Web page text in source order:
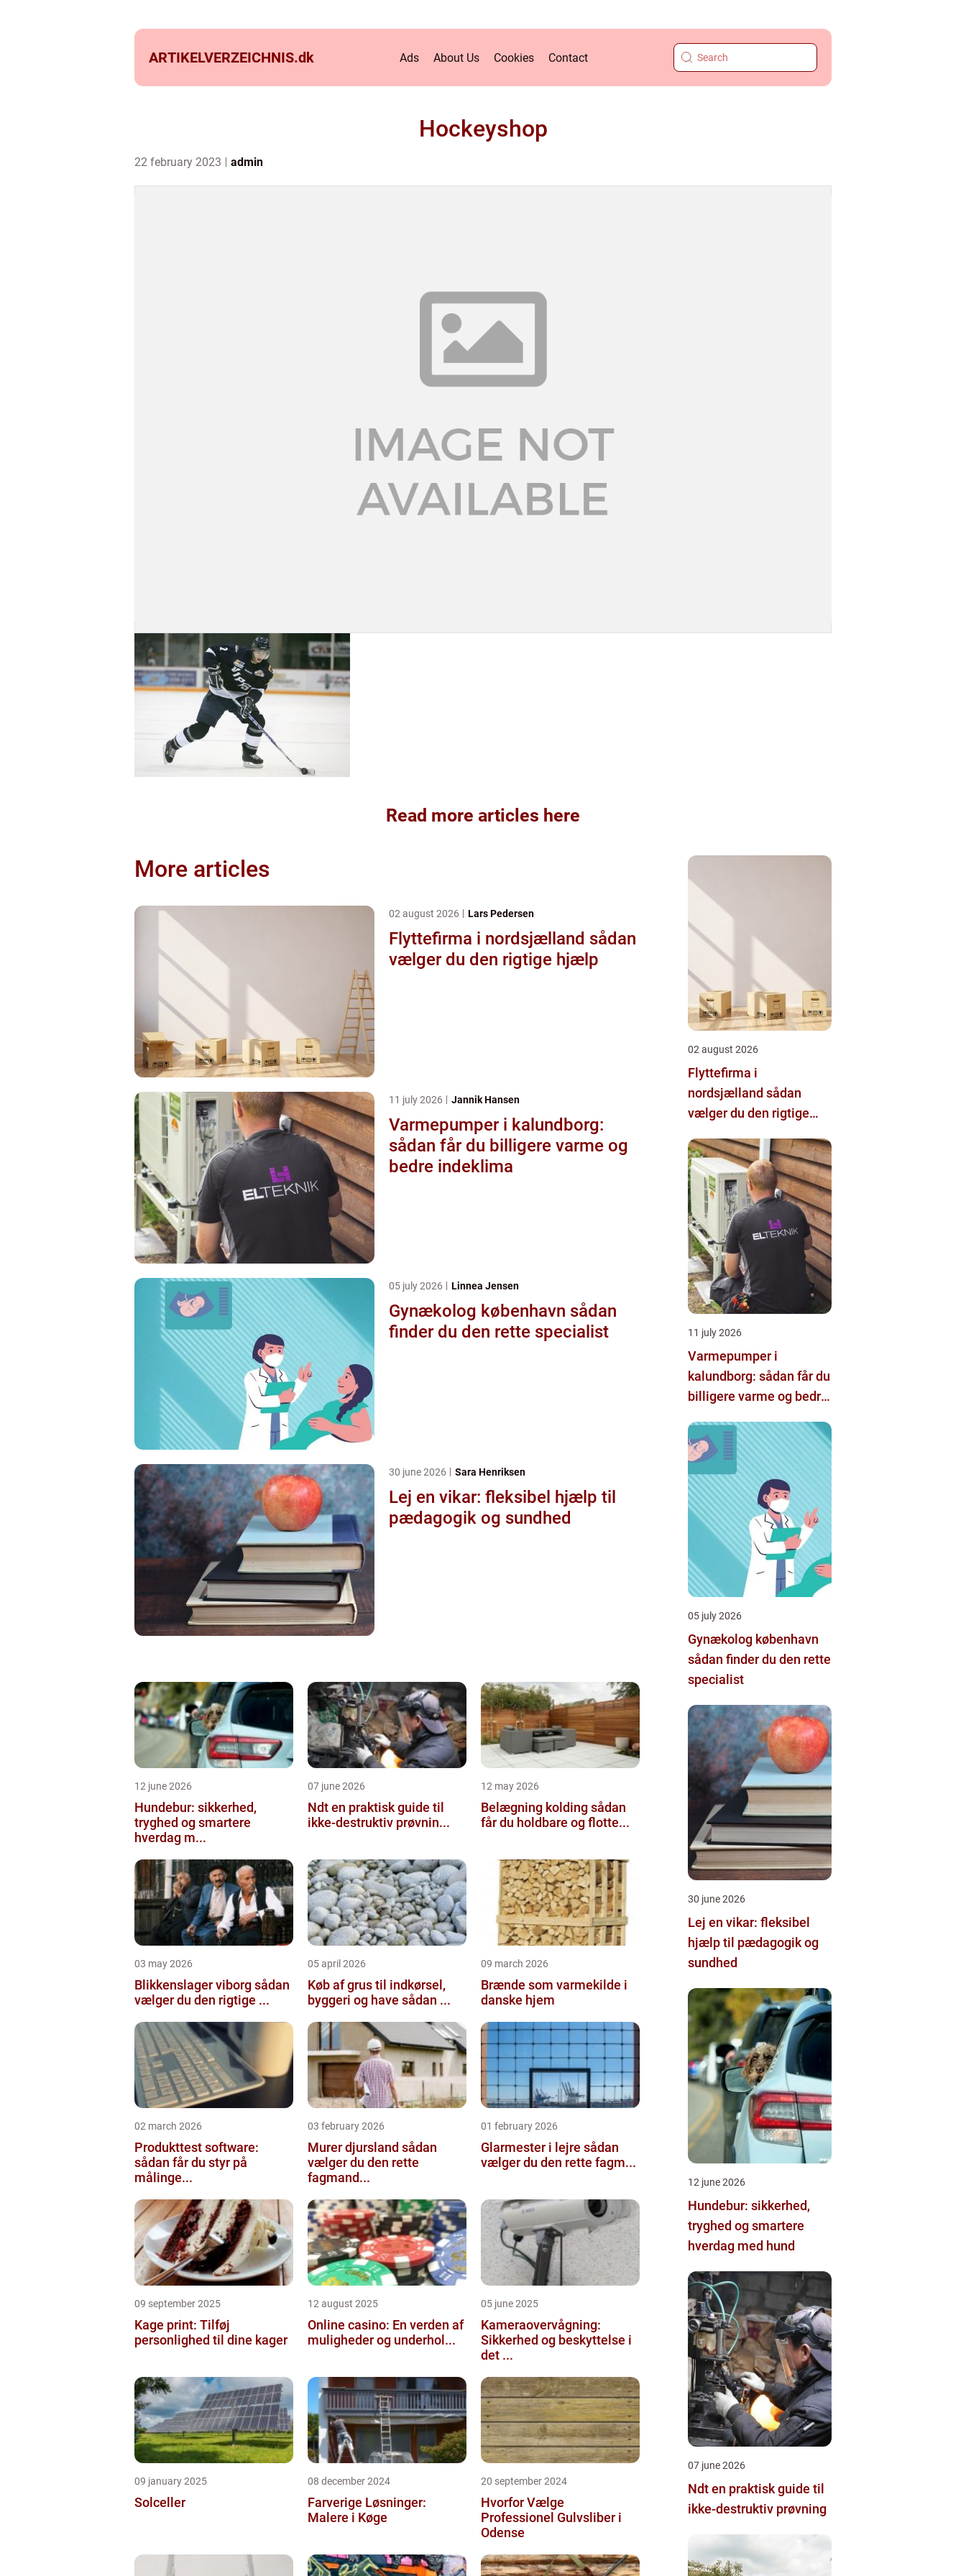
ARTIKELVERZEICHNIS.dk Ads About Us Cookies Contact
Hockeyshop
22 february 2023 admin
Read more articles here
More articles
02 august 2026 Lars Pedersen
Flyttefirma i nordsjælland sådan
vælger du den rigtige hjælp
11 july 2026 Jannik Hansen
Varmepumper i kalundborg:
sådan får du billigere varme og
bedre indeklima
05 july 2026 Linnea Jensen
Gynækolog københavn sådan
finder du den rette specialist
30 june 2026 Sara Henriksen
Lej en vikar: fleksibel hjælp til
pædagogik og sundhed
12 june 2026
Hundebur: sikkerhed,
tryghed og smartere
hverdag m...
07 june 2026
Ndt en praktisk guide til
ikke-destruktiv prøvnin...
12 may 2026
Belægning kolding sådan
får du holdbare og flotte...
03 may 2026
Blikkenslager viborg sådan
vælger du den rigtige ...
05 april 2026
Køb af grus til indkørsel,
byggeri og have sådan ...
09 march 2026
Brænde som varmekilde i
danske hjem
02 march 2026
Produkttest software:
sådan får du styr på
målinge...
03 february 2026
Murer djursland sådan
vælger du den rette
fagmand...
01 february 2026
Glarmester i lejre sådan
vælger du den rette fagm...
09 september 2025
Kage print: Tilføj
personlighed til dine kager
12 august 2025
Online casino: En verden af
muligheder og underhol...
05 june 2025
Kameraovervågning:
Sikkerhed og beskyttelse i
det ...
09 january 2025
Solceller
08 december 2024
Farverige Løsninger:
Malere i Køge
20 september 2024
Hvorfor Vælge
Professionel Gulvsliber i
Odense
02 august 2026
Flyttefirma i
nordsjælland sådan
vælger du den rigtige
11 july 2026
Varmepumper i
kalundborg: sådan får du
billigere varme og bedre
05 july 2026
Gynækolog københavn
sådan finder du den rette
specialist
30 june 2026
Lej en vikar: fleksibel
hjælp til pædagogik og
sundhed
12 june 2026
Hundebur: sikkerhed,
tryghed og smartere
hverdag med hund
07 june 2026
Ndt en praktisk guide til
ikke-destruktiv prøvning